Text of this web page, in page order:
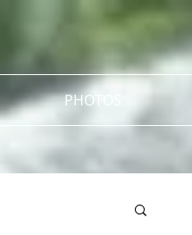
PHOTOS